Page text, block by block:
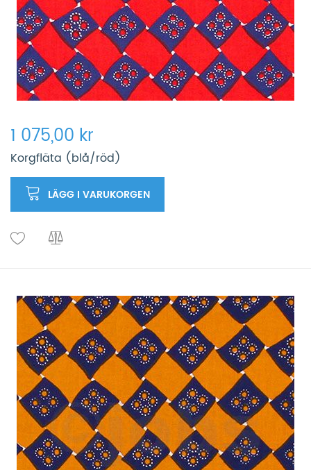
1 075,00 kr
Korgfläta (blå/röd)
LÄGG I VARUKORGEN